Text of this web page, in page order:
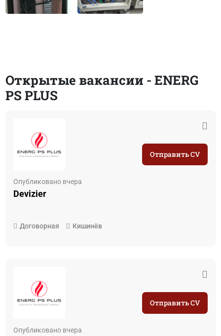
Открытые вакансии - ENERG
PS PLUS
Опубликовано вчера
Devizier
Договорная Кишинёв
Отправить CV
Опубликовано вчера
Отправить CV